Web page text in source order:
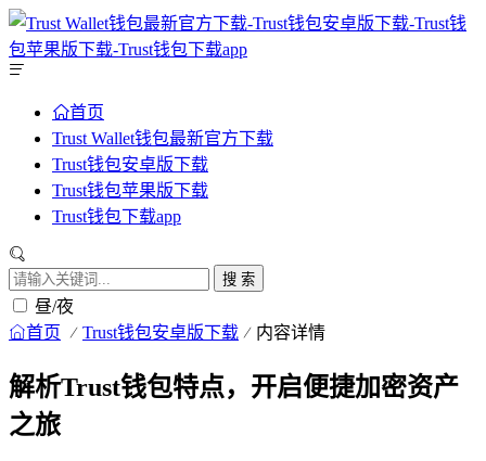
首页
Trust Wallet钱包最新官方下载
Trust钱包安卓版下载
Trust钱包苹果版下载
Trust钱包下载app
搜 索
昼/夜
首页 Trust钱包安卓版下载 内容详情
解析Trust钱包特点，开启便捷加密资产
之旅